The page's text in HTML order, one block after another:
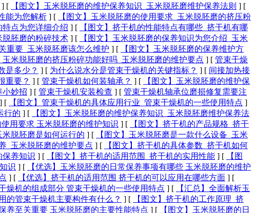
] [ 【图文】玉米脱胚磨的维护保养知识_玉米脱胚磨维护保养法则 ] [
能为您解析 ] [
【图文】玉米脱胚磨的使用要求_玉米脱胚磨的挤压粉
特点为您详细介绍 ] [
【图文】挤干机的性能特点有哪些_挤干机有哪
脱胚磨的粉碎技术 ] [
【图文】玉米脱胚磨的保养知识为您介绍_玉米
重要_玉米脱胚磨该怎么维护 ] [
【图文】玉米脱胚磨的保养维护方
玉米脱胚磨的挤压粉碎功能好吗_玉米脱胚磨的维护要点 ] [ 管束干燥
是多少？​ ] [ 为什么说水分是管束干燥机的​关键指标？ ] [ 间接加热接
重要？ ] [ 管束干燥机如何装轴承？ ] [
【图文】玉米脱胚磨的维护保
小妙招 ] [ 管束干燥机安装检查 ] [ 管束干燥机轴承位磨损修复需要注
] [ 【图文】管束干燥机的具体应用行业_管束干燥机的一些使用特点 ]
行的 ] [
【图文】玉米脱胚磨的维护保养知识_玉米脱胚磨维护保养法
使用要求 玉米脱胚磨的维护知识 ] [
【图文】挤干机的产品规格_挤干
米脱胚磨是如何运行的 ] [
【图文】玉米脱胚磨是一款什么设备_玉米
_玉米脱胚磨的维护要点 ] [
【图文】挤干机的具体参数_挤干机如何
保养知识 ] [ 【图文】挤干机的适用范围_挤干机的实用性能 ] [
【图
识 ] [
【优选】玉米脱胚磨的日常保养事项有哪些 玉米脱胚磨的维护
] [ 【优选】挤干机的适用范围 挤干机的可以应用在哪些方面 ] [
燥机的组成部分 管束干燥机的一些使用特点 ] [
【汇总】全面解析玉
的管束干燥机主要构件有什么？ ] [
【图文】挤干机的工作原理_挤
养至关重要 玉米脱胚磨的主要性能特点 ] [ 【图文】玉米脱胚磨的日